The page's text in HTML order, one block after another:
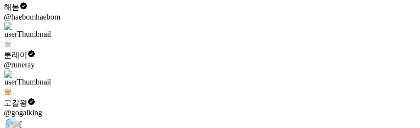
해봄
@haebomhaebom
룬레이
@runeray
고갈왕
@gogalking